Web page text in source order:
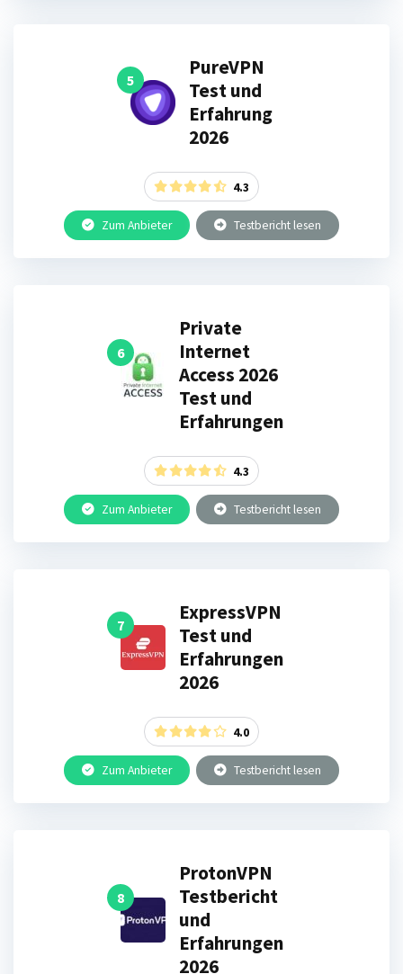
5
PureVPN
Test und
Erfahrung
2026
4.3
Zum Anbieter Testbericht lesen
6
Private
Internet
Access 2026
Test und
Erfahrungen
4.3
Zum Anbieter Testbericht lesen
7
ExpressVPN
Test und
Erfahrungen
2026
4.0
Zum Anbieter Testbericht lesen
8
ProtonVPN
Testbericht
und
Erfahrungen
2026